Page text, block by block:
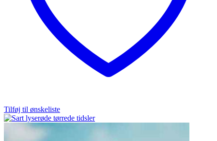
Tilføj til ønskeliste